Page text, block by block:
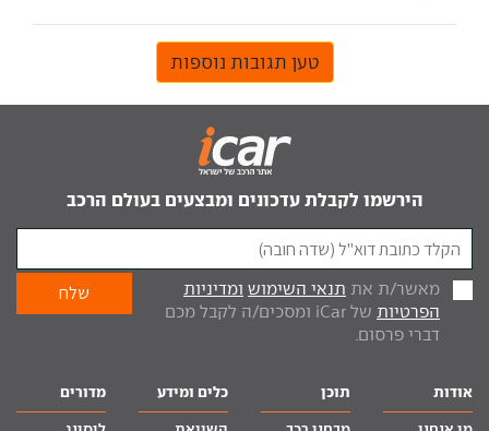
טען תגובות נוספות
הירשמו לקבלת עדכונים ומבצעים בעולם הרכב
מאשר/ת את תנאי השימוש ומדיניות
הפרטיות
של iCar ומסכים/ה לקבל מכם
דברי פרסום.
אודות תוכן כלים ומידע מדורים